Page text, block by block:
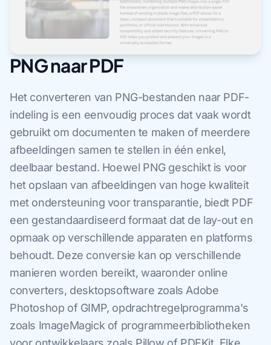
PNG naar PDF
Het converteren van PNG-bestanden naar PDF-
indeling is een eenvoudig proces dat vaak wordt
gebruikt om documenten te maken of meerdere
afbeeldingen samen te stellen in één enkel,
deelbaar bestand. Hoewel PNG geschikt is voor
het opslaan van afbeeldingen van hoge kwaliteit
met ondersteuning voor transparantie, biedt PDF
een gestandaardiseerd formaat dat de lay-out en
opmaak op verschillende apparaten en platforms
behoudt. Deze conversie kan op verschillende
manieren worden bereikt, waaronder online
converters, desktopsoftware zoals Adobe
Photoshop of GIMP, opdrachtregelprogramma's
zoals ImageMagick of programmeerbibliotheken